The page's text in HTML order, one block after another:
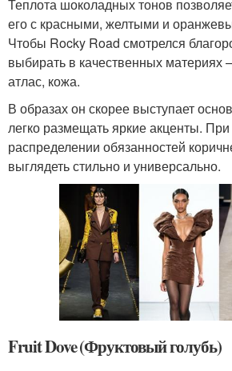
Теплота шоколадных тонов
его с красными, желтыми и
Чтобы Rocky Road смотрелся
выбирать в качественных материях
атлас, кожа.
В образах он скорее выступает
легко размещать яркие акценты. При
распределении обязанностей
выглядеть стильно и универсально.
Fruit Dove (Фруктовый голубь)